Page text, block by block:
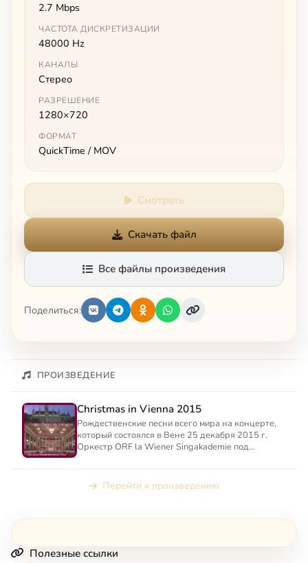
2.7 Mbps
ЧАСТОТА ДИСКРЕТИЗАЦИИ
48000 Hz
КАНАЛЫ
Стерео
РАЗРЕШЕНИЕ
1280×720
ФОРМАТ
QuickTime / MOV
Смотреть
Скачать файл
Все файлы произведения
Поделиться:
ПРОИЗВЕДЕНИЕ
Christmas in Vienna 2015
Рождественские песни всего мира на концерте,
который состоялся в Вене 25 декабря 2015 г.
Оркестр ORF la Wiener Singakademie под
Перейти к произведению
Полезные ссылки